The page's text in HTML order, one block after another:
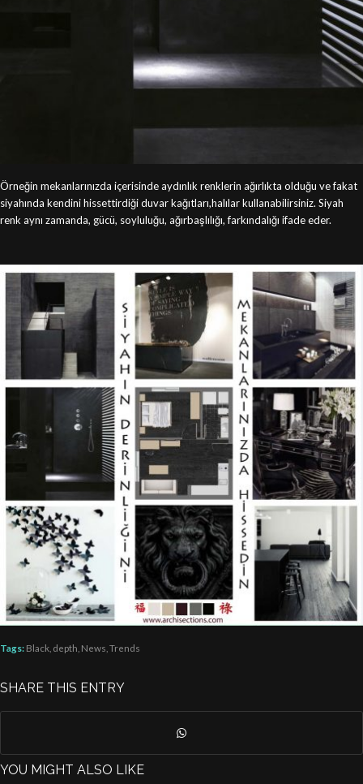
Örneğin mekanlarınızda içerisinde aydınlık renklerin ağırlıkta olduğu ve fakat
siyahında kendini hissettirdiği duvar kağıtları,halılar kullanabilirsiniz. Siyah
renk aynı zamanda, gücü, soyluluğu, ağırbaşlılığı, farkındalığı ifade eder.
Tags: Black depth News Trends
SHARE THIS ENTRY
YOU MIGHT ALSO LIKE